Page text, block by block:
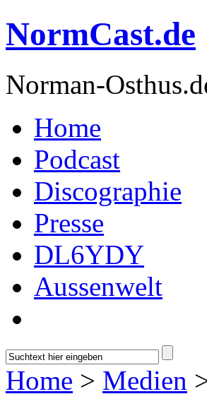
NormCast.de
Norman-
Home
Podcast
Discographie
Presse
DL6YDY
Aussenwelt
Home > Medien